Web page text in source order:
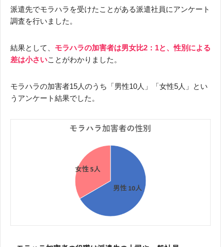
派遣先でモラハラを受けたことがある派遣社員にアンケート
調査を行いました。
結果として、 モラハラの加害者は男女比2：1と、性別による
差は小さいことがわかりました。
モラハラの加害者15人のうち「男性10人」「女性5人」とい
うアンケート結果でした。